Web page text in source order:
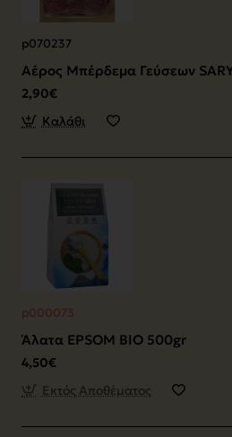
p070237
Αέρος Μπέρδεμα Γεύσεων
2,90€
Καλάθι
p000073
Άλατα EPSOM ΒΙΟ 500gr
4,50€
Εκτός Αποθέματος